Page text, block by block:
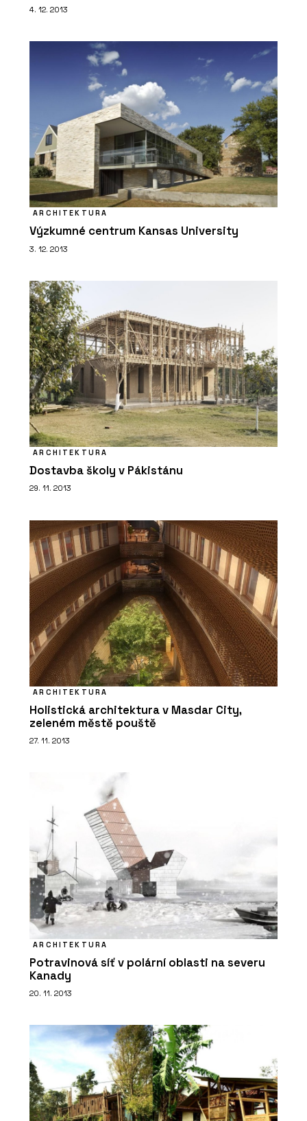
ČLÁNKY
Nemocnice, která jako nemocnice
záměrně nevypadá
Okenní systémy Schüco AWS 75 PD.SI
ČLÁNKY
nebo shrnout?
PRODUKTY
Okna Schüco AWS WoodDesign
PRODUKTY
Fasádní systém Schüco FWS 50.SI
4. 12. 2013
ARCHITEKTURA
Výzkumné centrum Kansas University
3. 12. 2013
ARCHITEKTURA
Dostavba školy v Pákistánu
29. 11. 2013
ARCHITEKTURA
Holistická architektura v Masdar City,
zeleném městě pouště
27. 11. 2013
ARCHITEKTURA
Potravinová síť v polární oblasti na severu
Kanady
20. 11. 2013